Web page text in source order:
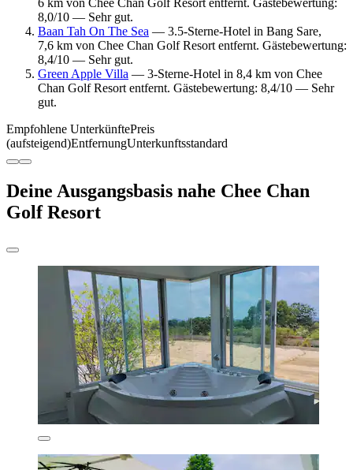
6 km von Chee Chan Golf Resort entfernt. Gästebewertung:
8,0/10 — Sehr gut.
Baan Tah On The Sea — 3.5-Sterne-Hotel in Bang Sare,
7,6 km von Chee Chan Golf Resort entfernt. Gästebewertung:
8,4/10 — Sehr gut.
Green Apple Villa — 3-Sterne-Hotel in 8,4 km von Chee
Chan Golf Resort entfernt. Gästebewertung: 8,4/10 — Sehr
gut.
Empfohlene UnterkünftePreis
(aufsteigend)EntfernungUnterkunftsstandard
Deine Ausgangsbasis nahe Chee Chan
Golf Resort